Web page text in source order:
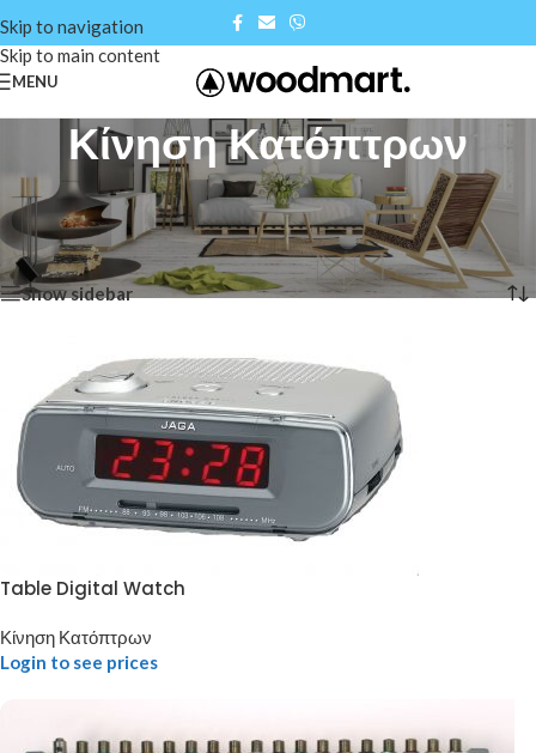
Skip to navigation
Skip to main content
MENU
Κίνηση Κατόπτρων
Αρχική σελίδα Shop/Δορυφορικά & Επίγεια συστήματα/
Κίνηση Κατόπτρων
Προβάλλονται όλα - 9 αποτελέσματα
Show sidebar
Table Digital Watch
Κίνηση Κατόπτρων
Login to see prices